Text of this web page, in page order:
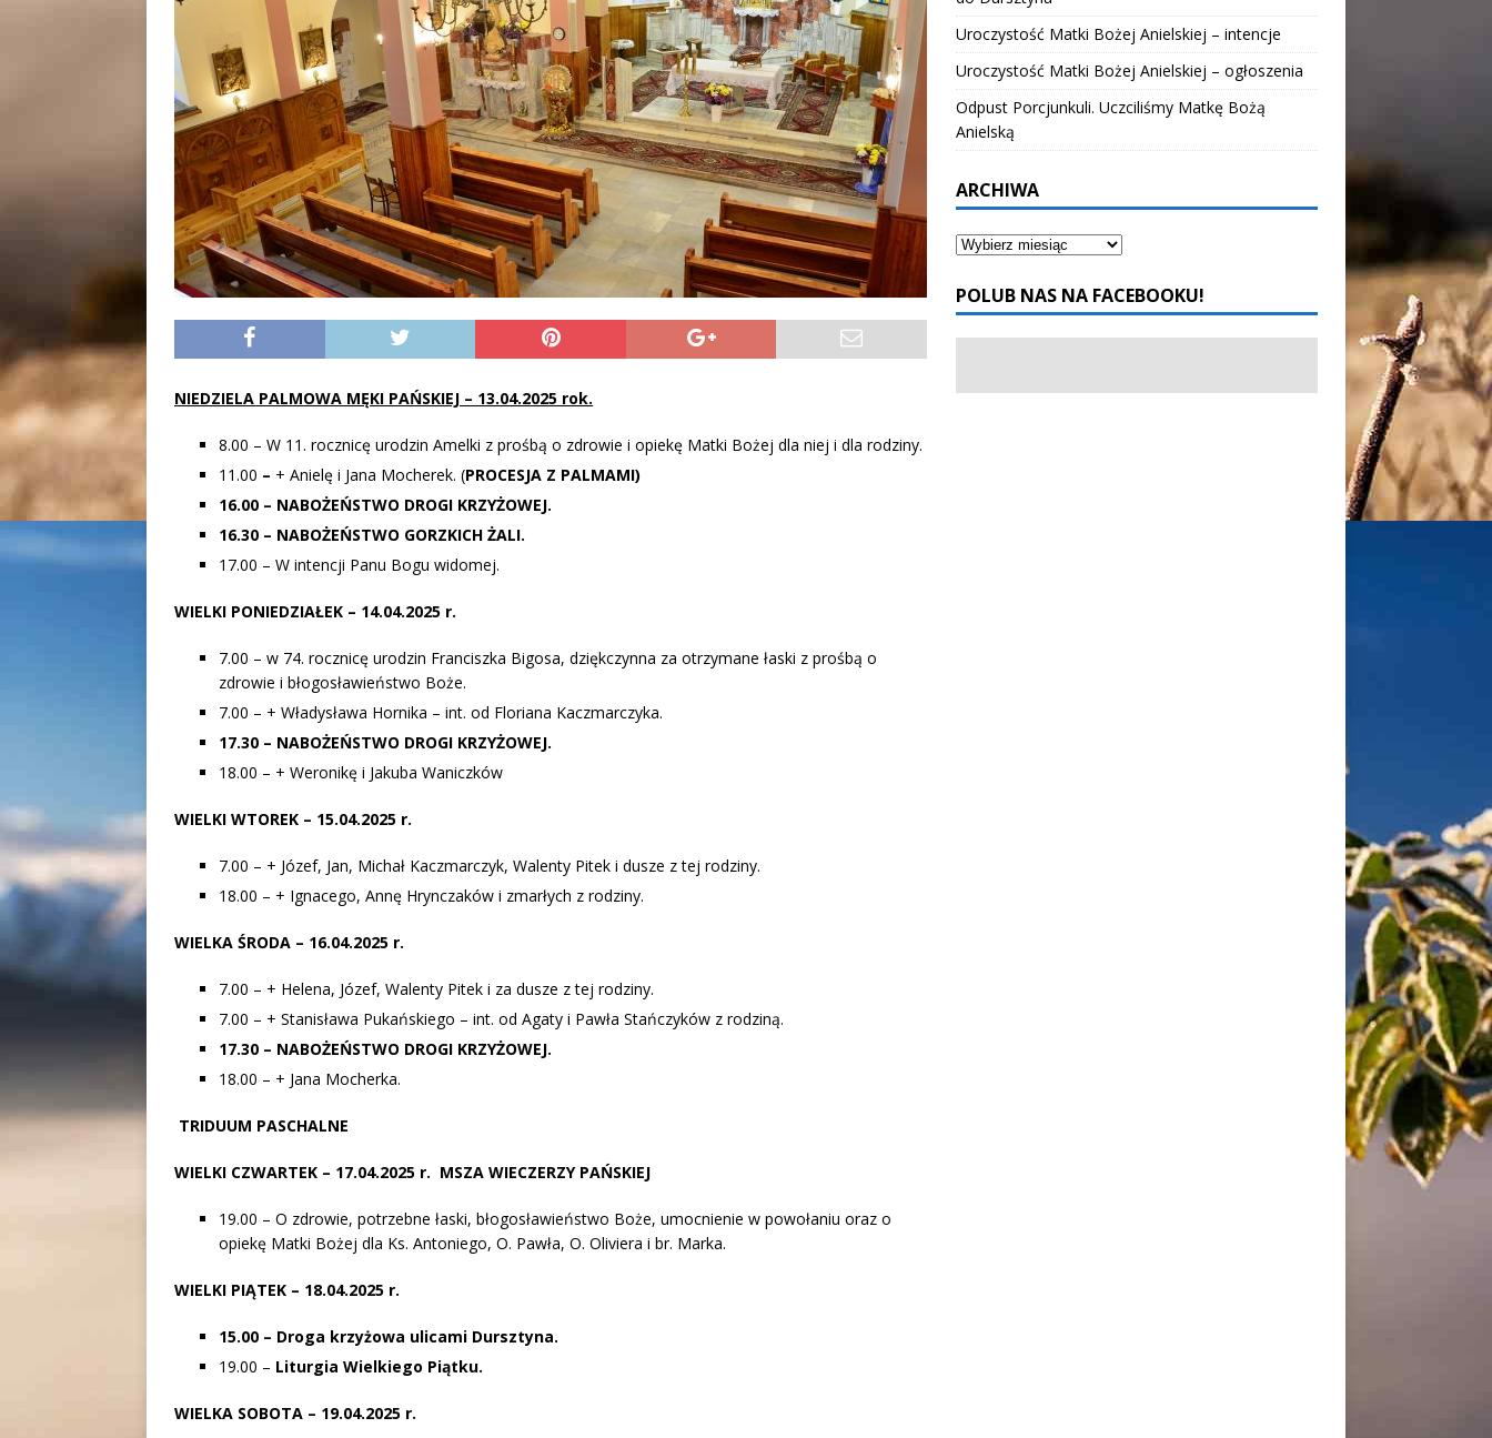
NIEDZIELA PALMOWA MĘKI PAŃSKIEJ – 13.04.2025 rok.
8.00 – W 11. rocznicę urodzin Amelki z prośbą o zdrowie i opiekę Matki Bożej dla niej i dla rodziny.
11.00 – + Anielę i Jana Mocherek. (PROCESJA Z PALMAMI)
16.00 – NABOŻEŃSTWO DROGI KRZYŻOWEJ.
16.30 – NABOŻEŃSTWO GORZKICH ŻALI.
17.00 – W intencji Panu Bogu widomej.
WIELKI PONIEDZIAŁEK – 14.04.2025 r.
7.00 – w 74. rocznicę urodzin Franciszka Bigosa, dziękczynna za otrzymane łaski z prośbą o
zdrowie i błogosławieństwo Boże.
7.00 – + Władysława Hornika – int. od Floriana Kaczmarczyka.
17.30 – NABOŻEŃSTWO DROGI KRZYŻOWEJ.
18.00 – + Weronikę i Jakuba Waniczków
WIELKI WTOREK – 15.04.2025 r.
7.00 – + Józef, Jan, Michał Kaczmarczyk, Walenty Pitek i dusze z tej rodziny.
18.00 – + Ignacego, Annę Hrynczaków i zmarłych z rodziny.
WIELKA ŚRODA – 16.04.2025 r.
7.00 – + Helena, Józef, Walenty Pitek i za dusze z tej rodziny.
7.00 – + Stanisława Pukańskiego – int. od Agaty i Pawła Stańczyków z rodziną.
17.30 – NABOŻEŃSTWO DROGI KRZYŻOWEJ.
18.00 – + Jana Mocherka.
TRIDUUM PASCHALNE
WIELKI CZWARTEK – 17.04.2025 r. MSZA WIECZERZY PAŃSKIEJ
19.00 – O zdrowie, potrzebne łaski, błogosławieństwo Boże, umocnienie w powołaniu oraz o
opiekę Matki Bożej dla Ks. Antoniego, O. Pawła, O. Oliviera i br. Marka.
WIELKI PIĄTEK – 18.04.2025 r.
15.00 – Droga krzyżowa ulicami Dursztyna.
19.00 – Liturgia Wielkiego Piątku.
WIELKA SOBOTA – 19.04.2025 r.
Uroczystość Matki Bożej Anielskiej – intencje
Uroczystość Matki Bożej Anielskiej – ogłoszenia
Odpust Porcjunkuli. Uczciliśmy Matkę Bożą
Anielską
ARCHIWA
POLUB NAS NA FACEBOOKU!